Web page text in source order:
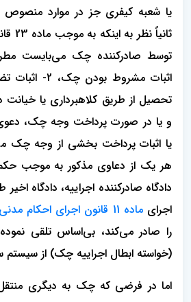
یا شعبه کیفری جز در موارد منصوص
تحصیل از طریق کلاهبرداری یا خیانت
و یا در صورت پرداخت وجه چک،
یا اثبات پرداخت بخشی از وجه چک
هر یک از دعاوی مذکور به موجب
دادگاه صادرکننده اجراییه، دادگاه
اجرایماده 11 قانون اجرای احکام مدنی
را صادر می‌کند، بی‌اساس تلقی
(خواسته ابطال اجراییه چک) از سیستم
اما در فرضی که چک به دیگری